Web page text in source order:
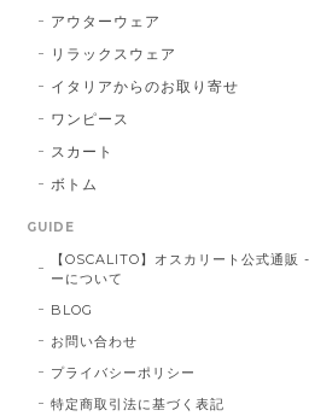
アウターウェア
リラックスウェア
イタリアからのお取り寄せ
ワンピース
スカート
ボトム
GUIDE
【OSCALITO】オスカリート公式通
ーについて
BLOG
お問い合わせ
プライバシーポリシー
特定商取引法に基づく表記